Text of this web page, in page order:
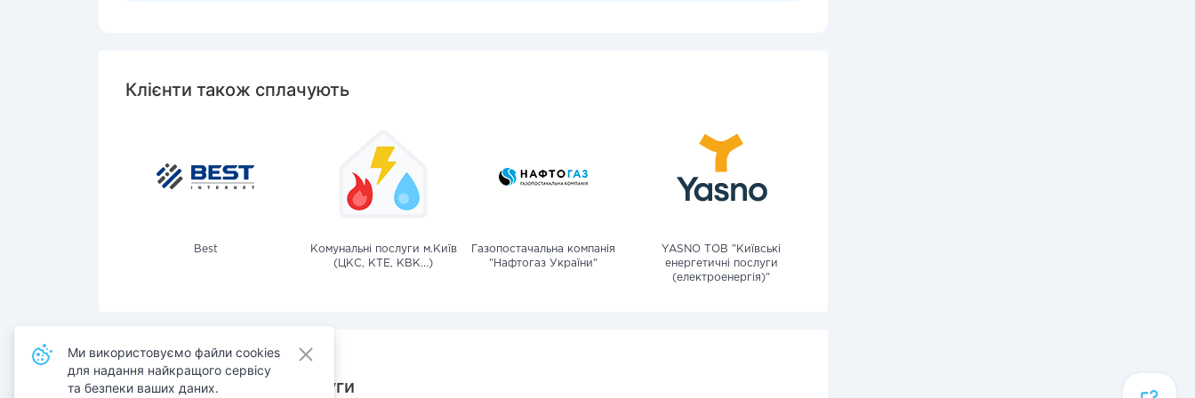
Клієнти також сплачують
Best
Комунальні послуги м.Київ
(ЦКС, КТЕ, КВК...)
Газопостачальна компанія
"Нафтогаз України"
YASNO ТОВ "Київські
енергетичні послуги
(електроенергія)"
Також сплачують послуги
Ми використовуємо файли cookies
для надання найкращого сервісу
та безпеки ваших даних.